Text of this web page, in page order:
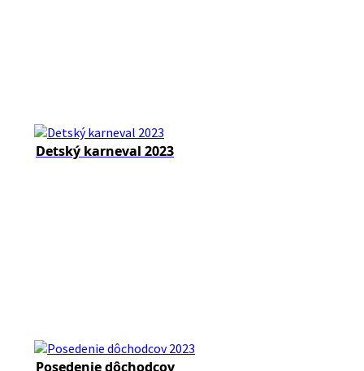
Detský karneval 2023
Posedenie dôchodcov